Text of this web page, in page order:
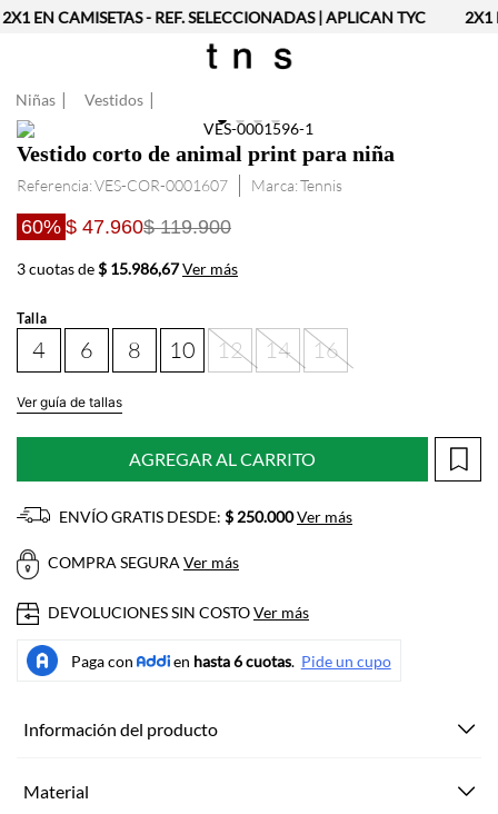
EN CAMISETAS - REF. SELECCIONADAS | APLICAN TYC 2X1
Niñas Vestidos
Vestido corto de animal print para niña
Referencia:VES-COR-0001607 Tennis
60% $ 47.960$ 119.900
3 cuotas de$ 15.986,67Ver más
Talla
4 6 8 10 12 14 16
Ver guía de tallas
AGREGAR AL CARRITO
ENVÍO GRATIS DESDE: $ 250.000Ver más
COMPRA SEGURA Ver más
DEVOLUCIONES SIN COSTOVer más
Información del producto
Material